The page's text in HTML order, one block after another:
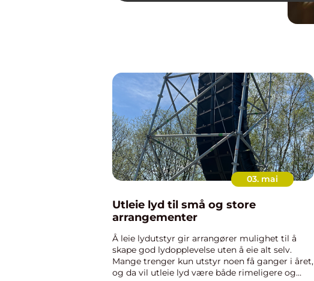
03. mai
Utleie lyd til små og store
arrangementer
Å leie lydutstyr gir arrangører mulighet til å
skape god lydopplevelse uten å eie alt selv.
Mange trenger kun utstyr noen få ganger i året,
og da vil utleie lyd være både rimeligere og